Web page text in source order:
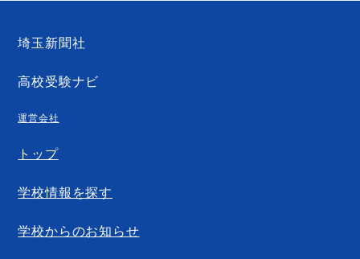
埼玉新聞社
高校受験ナビ
運営会社
トップ
学校情報を探す
学校からのお知らせ